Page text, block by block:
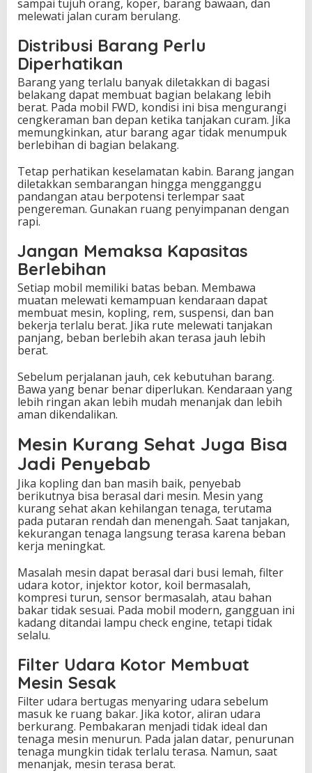
sampai tujuh orang, koper, barang bawaan, dan
melewati jalan curam berulang.
Distribusi Barang Perlu
Diperhatikan
Barang yang terlalu banyak diletakkan di bagasi
belakang dapat membuat bagian belakang lebih
berat. Pada mobil FWD, kondisi ini bisa mengurangi
cengkeraman ban depan ketika tanjakan curam. Jika
memungkinkan, atur barang agar tidak menumpuk
berlebihan di bagian belakang.
Tetap perhatikan keselamatan kabin. Barang jangan
diletakkan sembarangan hingga mengganggu
pandangan atau berpotensi terlempar saat
pengereman. Gunakan ruang penyimpanan dengan
rapi.
Jangan Memaksa Kapasitas
Berlebihan
Setiap mobil memiliki batas beban. Membawa
muatan melewati kemampuan kendaraan dapat
membuat mesin, kopling, rem, suspensi, dan ban
bekerja terlalu berat. Jika rute melewati tanjakan
panjang, beban berlebih akan terasa jauh lebih
berat.
Sebelum perjalanan jauh, cek kebutuhan barang.
Bawa yang benar benar diperlukan. Kendaraan yang
lebih ringan akan lebih mudah menanjak dan lebih
aman dikendalikan.
Mesin Kurang Sehat Juga Bisa
Jadi Penyebab
Jika kopling dan ban masih baik, penyebab
berikutnya bisa berasal dari mesin. Mesin yang
kurang sehat akan kehilangan tenaga, terutama
pada putaran rendah dan menengah. Saat tanjakan,
kekurangan tenaga langsung terasa karena beban
kerja meningkat.
Masalah mesin dapat berasal dari busi lemah, filter
udara kotor, injektor kotor, koil bermasalah,
kompresi turun, sensor bermasalah, atau bahan
bakar tidak sesuai. Pada mobil modern, gangguan ini
kadang ditandai lampu check engine, tetapi tidak
selalu.
Filter Udara Kotor Membuat
Mesin Sesak
Filter udara bertugas menyaring udara sebelum
masuk ke ruang bakar. Jika kotor, aliran udara
berkurang. Pembakaran menjadi tidak ideal dan
tenaga mesin menurun. Pada jalan datar, penurunan
tenaga mungkin tidak terlalu terasa. Namun, saat
menanjak, mesin terasa berat.